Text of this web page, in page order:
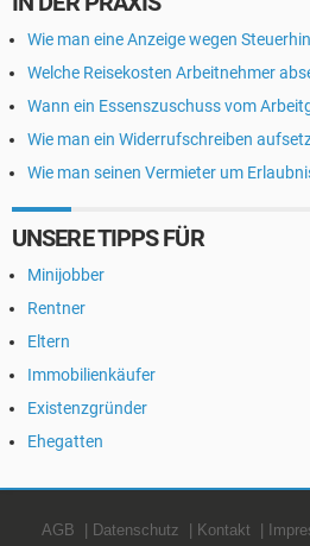
Wie man eine Anzeige wegen
Welche Reisekosten Arbeitnehmer
Wann ein Essenszuschuss vom
Wie man ein Widerrufschreiben
Wie man seinen Vermieter um
UNSERE TIPPS FÜR
Minijobber
Rentner
Eltern
Immobilienkäufer
Existenzgründer
Ehegatten
AGB Datenschutz Kontakt